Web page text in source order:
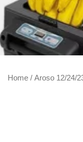
Home / Aroso 12/24/